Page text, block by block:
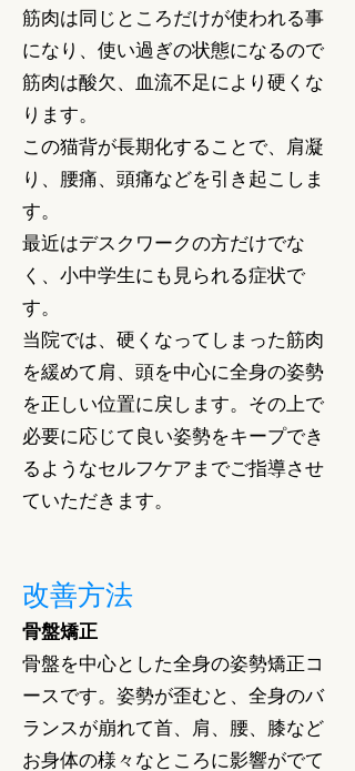
筋肉は同じところだけが使われる事
になり、使い過ぎの状態になるので
筋肉は酸欠、血流不足により硬くな
ります。
この猫背が長期化することで、肩凝
り、腰痛、頭痛などを引き起こしま
す。
最近はデスクワークの方だけでな
く、小中学生にも見られる症状で
す。
当院では、硬くなってしまった筋肉
を緩めて肩、頭を中心に全身の姿勢
を正しい位置に戻します。 その上で
必要に応じて良い姿勢をキープでき
るようなセルフケアまでご指導させ
ていただきます。
改善方法
骨盤矯正
骨盤を中心とした全身の姿勢矯正コ
ースです。姿勢が歪むと、全身のバ
ランスが崩れて首、肩、腰、膝など
お身体の様々なところに影響がでて